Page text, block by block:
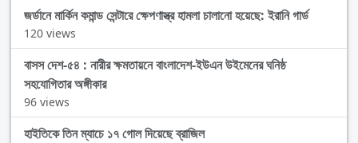
জর্ডানে মার্কিন কমান্ড সেন্টারে ক্ষেপণাস্ত্র হামলা চালানো হয়েছে: ইরানি গার্ড
120 views
বাসস দেশ-৫৪ : নারীর ক্ষমতায়নে বাংলাদেশ-ইউএন উইমেনের ঘনিষ্ঠ
সহযোগিতার অঙ্গীকার
96 views
হাইতিকে তিন ম্যাচে ১৭ গোল দিয়েছে ব্রাজিল